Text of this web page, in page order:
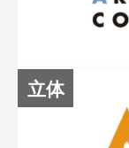
AAC2026
立体